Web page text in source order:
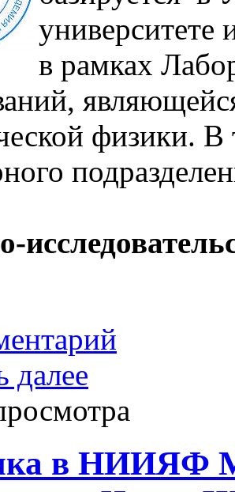
университете
в рамках
физики. В
далее
в НИИЯФ